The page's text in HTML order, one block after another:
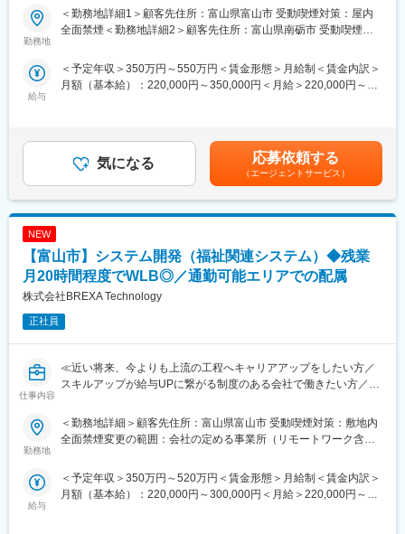
SPC（統計的工程管理）ツールを使った分析
◇報告・フィードバック
原因分析や再測定の指示
当社独占のプロジェクトも多数あり、当社だからこそ挑戦できる
仕事があります。
＜キャリアドック制度＞
同業他社では希望する仕事があっても、会社の都合で挑戦できな
いという事も転職理由の1つです。当社では専任のキャリアアドバ
望する仕事への挑戦を後押しします。エンジニアの遣り甲斐を大
切にする当社だからこその取り組みです。
■月残業20時間程度：
当社から配属の企業様については残業が多くなる企業様が少な
く、特別な取り組みをすることなく過度な残業が発生をしない状
況となっています。
また過度な残業は発生の場合は、案件担当の営業から法人顧客に
対して、残業改善の是正対応も行っています。
としての経験の幅を広げたい方へ≫
■訓練内容：
（2）CAD
・自動車部品メーカーにて設計補助業務
（3）電気工事の場合
・半導体製造装置のメーカーにて設備保全業務
・産業用機械のメーカーにて設備保全業務
致します。
入社直後の業務を定年までお任せするわけではなく、ご本人のキ
ャリア志向に合わせてキャリアアップを応援します。
■キャリアアップ例：
入社時：半導体関連の設備保全業務（年収350万）
■当社だからこそ実現できるエンジニアとしての未来がある：
当社独占のプロジェクトも多数あり、当社だからこそ挑戦できる
仕事があります。
同業他社では希望する仕事があっても、会社の都合で挑戦できな
いという事も転職理由の1つです。
勤務地
＜勤務地詳細1＞顧客先住所：富山県富山市 受動喫煙対策：屋内
全面禁煙＜勤務地詳細2＞顧客先住所：富山県南砺市 受動喫煙対
動喫煙対策：屋内全面禁煙変更の範囲：会社の定める事業所（リ
モートワーク含む）
給与
＜予定年収＞350万円～550万円＜賃金形態＞月給制＜賃金内訳＞
月額（基本給）：220,000円～350,000円＜月給＞220,000円～
年目 年収440～460万円8年目 年収550～570万円20年目 年
収1000万円超※金額はあくまでも目安です。賃金はあくまでも目
安の金額であり、選考を通じて上下する可能性があります。月給
(月額)は固定手当を含めた表記です。
気になる 応募依頼する
（エージェントサービス）
NEW
【富山市】システム開発（福祉関連システム）◆残業
月20時間程度でWLB◎／通勤可能エリアでの配属
株式会社BREXA Technology
正社員
仕事内容
≪近い将来、今よりも上流の工程へキャリアアップをしたい方／
スキルアップが給与UPに繋がる制度のある会社で働きたい方／
幅を広げたい方へ≫
情報管理・帳簿の管理システムの開発をお任せ致します。
勤務地
＜勤務地詳細＞顧客先住所：富山県富山市 受動喫煙対策：敷地内
全面禁煙変更の範囲：会社の定める事業所（リモートワーク含
給与
＜予定年収＞350万円～520万円＜賃金形態＞月給制＜賃金内訳＞
月額（基本給）：220,000円～300,000円＜月給＞220,000円～